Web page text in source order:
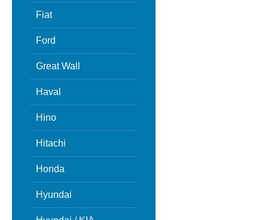
Fiat
Ford
Great Wall
Haval
Hino
Hitachi
Honda
Hyundai